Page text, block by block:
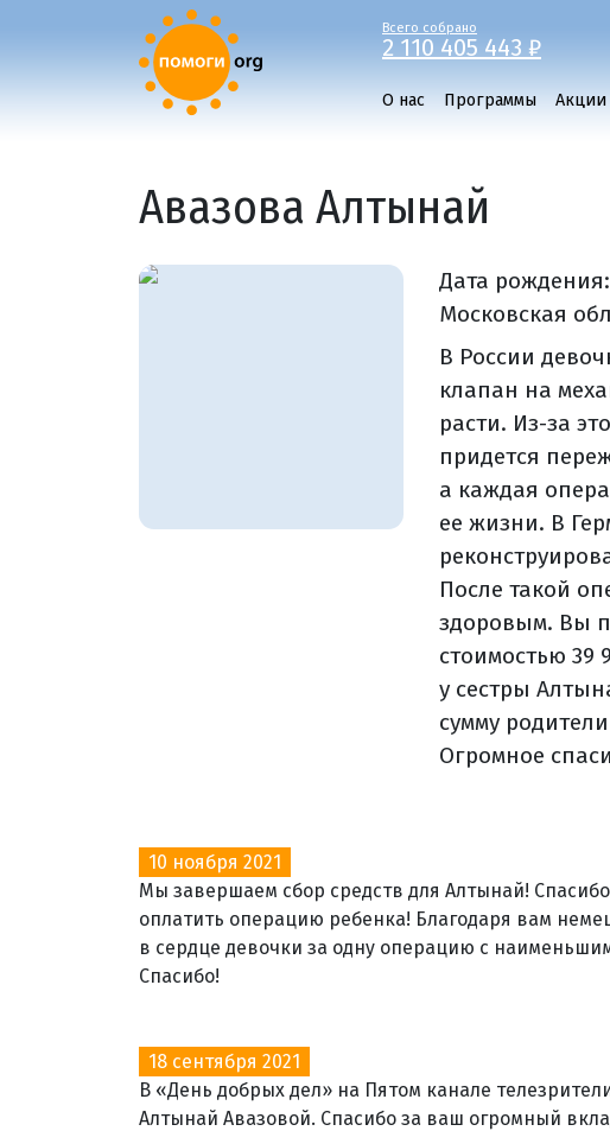
Всего собрано
2 110 405 443 ₽
О нас Программы Акции
Авазова Алтынай
Дата
Московская
В России
клапан на
расти. Из-за
придется
а каждая
ее жизни. В
После такой
здоровым. Вы
стоимостью 39
у сестры
сумму
Огромное
10 ноября 2021
Мы завершаем сбор средств для Алтынай!
оплатить операцию ребенка! Благодаря вам
в сердце девочки за одну операцию с
Спасибо!
18 сентября 2021
В «День добрых дел» на Пятом канале
Алтынай Авазовой. Спасибо за ваш огромный